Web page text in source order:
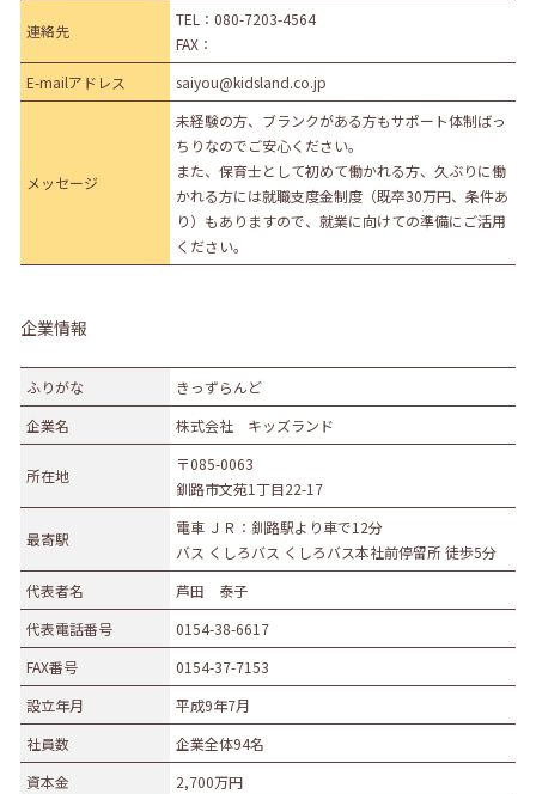
連絡先
TEL： 080-7203-4564
FAX：
E-mailアドレス
saiyou@kidsland.co.jp
メッセージ
未経験の方、ブランクがある方もサポート体制ばっ
ちりなのでご安心ください。
また、保育士として初めて働かれる方、久ぶりに働
かれる方には就職支度金制度（既卒30万円、条件あ
り）もありますので、就業に向けての準備にご活用
ください。
企業情報
ふりがな
きっずらんど
企業名
株式会社 キッズランド
所在地
〒085-0063
釧路市文苑1丁目22-17
最寄駅
電車 ＪＲ：釧路駅より車で12分
バス くしろバス くしろバス本社前停留所 徒歩5分
代表者名
芦田 泰子
代表電話番号
0154-38-6617
FAX番号
0154-37-7153
設立年月
平成9年7月
社員数
企業全体94名
資本金
2,700万円